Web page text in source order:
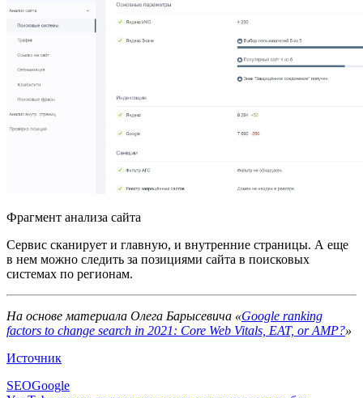
Фрагмент анализа сайта
Сервис сканирует и главную, и внутренние страницы. А еще
в нем можно следить за позициями сайта в поисковых
системах по регионам.
На основе материала Олега Барысевича «Google ranking
factors to change search in 2021: Core Web Vitals, EAT, or AMP?»
Источник
SEOGoogle